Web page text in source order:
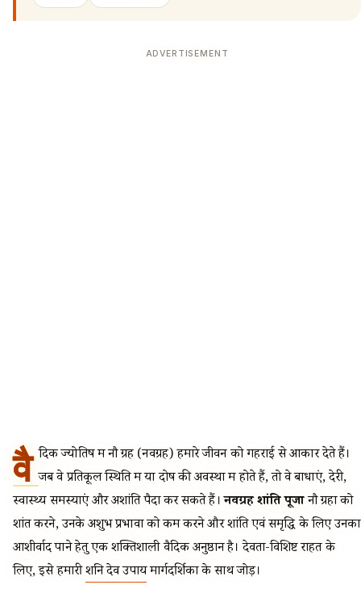
ADVERTISEMENT
वै दिक ज्योतिष में नौ ग्रह (नवग्रह) हमारे जीवन को गहराई से आकार देते हैं।
जब वे प्रतिकूल स्थिति में या दोष की अवस्था में होते हैं, तो वे बाधाएं, देरी,
स्वास्थ्य समस्याएं और अशांति पैदा कर सकते हैं।नवग्रह शांति पूजानौ ग्रहों को
शांत करने, उनके अशुभ प्रभावों को कम करने और शांति एवं समृद्धि के लिए उनका
आशीर्वाद पाने हेतु एक शक्तिशाली वैदिक अनुष्ठान है। देवता-विशिष्ट राहत के
लिए, इसे हमारीशनि देव उपायमार्गदर्शिका के साथ जोड़ें।